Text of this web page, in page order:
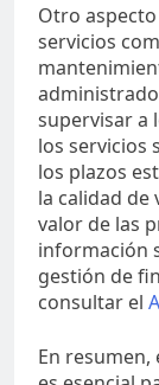
Otro
servicios
supervisar a
los servicios
los plazos
la calidad de
valor de las
información
gestión de
consultar el
En